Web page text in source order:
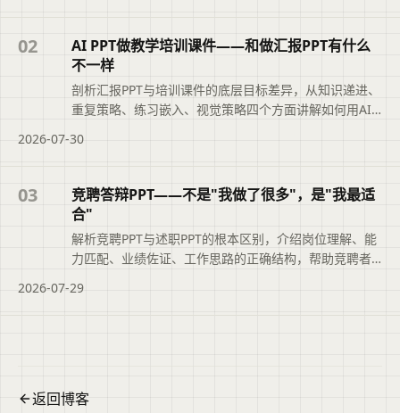
02
AI PPT做教学培训课件——和做汇报PPT有什么
不一样
剖析汇报PPT与培训课件的底层目标差异，从知识递进、
重复策略、练习嵌入、视觉策略四个方面讲解如何用AI
等易忽视的要点。
2026-07-30
03
竞聘答辩PPT——不是"我做了很多"，是"我最适
合"
解析竞聘PPT与述职PPT的根本区别，介绍岗位理解、能
力匹配、业绩佐证、工作思路的正确结构，帮助竞聘者
2026-07-29
返回博客